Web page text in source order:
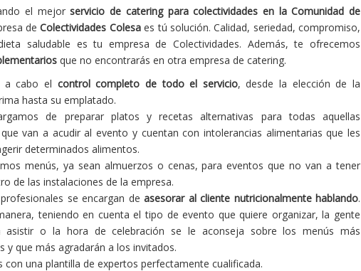
el mejorservicio de catering para colectividades en la Comunidad de
de Colectividades Colesaes tú solución. Calidad, seriedad, compromiso,
saludable es tu empresa de Colectividades. Además, te ofrecemos
que no encontrarás en otra empresa de catering.
a cabo el control completo de todo el servicio, desde la elección de la
hasta su emplatado.
de preparar platos y recetas alternativas para todas aquellas
van a acudir al evento y cuentan con intolerancias alimentarias que les
determinados alimentos.
menús, ya sean almuerzos o cenas, para eventos que no van a tener
de las instalaciones de la empresa.
se encargan deasesorar al cliente nutricionalmente hablando.
teniendo en cuenta el tipo de evento que quiere organizar, la gente
asistir o la hora de celebración se le aconseja sobre los menús más
y que más agradarán a los invitados.
con una plantilla de expertos perfectamente cualificada.